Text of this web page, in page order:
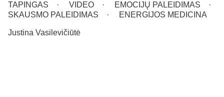
TAPINGAS
VIDEO
EMOCIJŲ PALEIDIMAS
SKAUSMO PALEIDIMAS
ENERGIJOS MEDICINA
Justina Vasilevičiūtė